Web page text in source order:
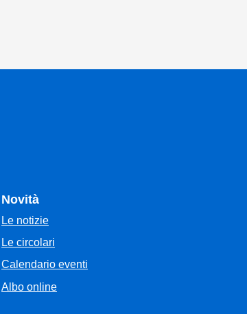
Novità
Le notizie
Le circolari
Calendario eventi
Albo online